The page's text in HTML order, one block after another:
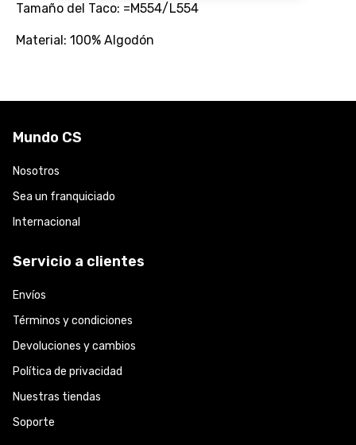
Tamaño del Taco: =M554/L554
Material: 100% Algodón
Mundo CS
Nosotros
Sea un franquiciado
Internacional
Servicio a clientes
Envíos
Términos y condiciones
Devoluciones y cambios
Política de privacidad
Nuestras tiendas
Soporte